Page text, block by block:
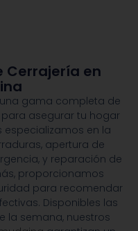
Cerrajería en
gama completa de
asegurar tu hogar
especializamos en la
apertura de
y reparación de
proporcionamos
para recomendar
Disponibles las
la semana, nuestros